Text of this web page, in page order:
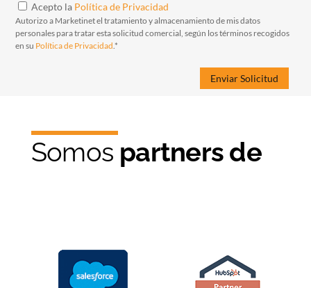
Acepto la Política de Privacidad
Autorizo a Marketinet el tratamiento y almacenamiento de mis datos
personales para tratar esta solicitud comercial, según los términos recogidos
en su Política de Privacidad.*
Somos partners de